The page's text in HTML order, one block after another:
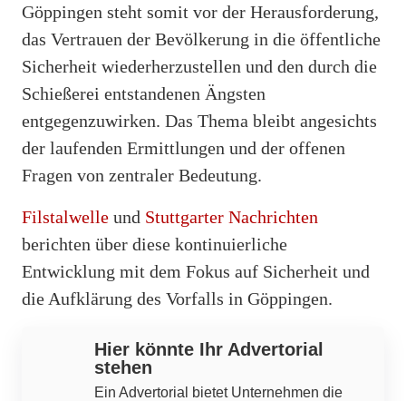
Göppingen steht somit vor der Herausforderung,
das Vertrauen der Bevölkerung in die öffentliche
Sicherheit wiederherzustellen und den durch die
Schießerei entstandenen Ängsten
entgegenzuwirken. Das Thema bleibt angesichts
der laufenden Ermittlungen und der offenen
Fragen von zentraler Bedeutung.
Filstalwelle und Stuttgarter Nachrichten
berichten über diese kontinuierliche
Entwicklung mit dem Fokus auf Sicherheit und
die Aufklärung des Vorfalls in Göppingen.
Hier könnte Ihr Advertorial
stehen
Ein Advertorial bietet Unternehmen die